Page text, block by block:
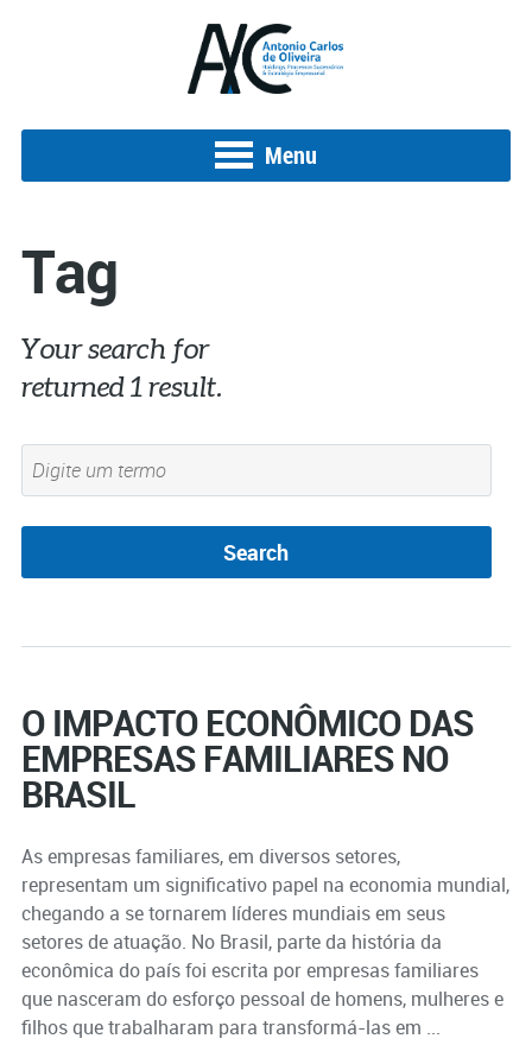
Menu
Tag
Your search for
returned 1 result.
O IMPACTO ECONÔMICO DAS
EMPRESAS FAMILIARES NO
BRASIL
As empresas familiares, em diversos setores,
representam um significativo papel na economia mundial,
chegando a se tornarem líderes mundiais em seus
setores de atuação. No Brasil, parte da história da
econômica do país foi escrita por empresas familiares
que nasceram do esforço pessoal de homens, mulheres e
filhos que trabalharam para transformá-las em ...